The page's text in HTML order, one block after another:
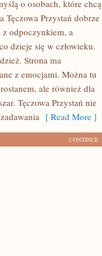
o osobach, które chcą
Tęczowa Przystań dobrze
z odpoczynkiem, a
dzieje się w człowieku.
Strona ma
z emocjami. Można tu
ale również dla
Tęczowa Przystań nie
[ Read More ]
CONTINUE